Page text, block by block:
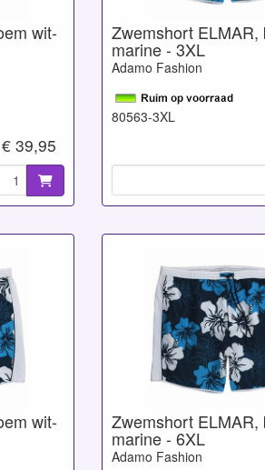
wit-
€ 39,95
Zwemshort ELMAR,
marine - 3XL
Adamo Fashion
80563-3XL
wit- Zwemshort ELMAR,
marine - 6XL
Adamo Fashion